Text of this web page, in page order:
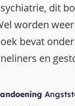
dit
worden
bevat
en